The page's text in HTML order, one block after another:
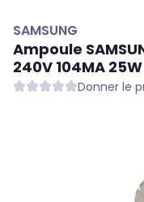
SAMSUNG
Ampoule
240V 104MA 25W
Donner le